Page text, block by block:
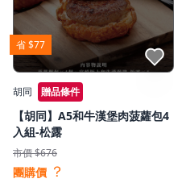
省 $77
點我收藏
胡同 贈品條件
【胡同】A5和牛漢堡肉菠蘿包4
入組-松露
市價 $676
團購價 ？